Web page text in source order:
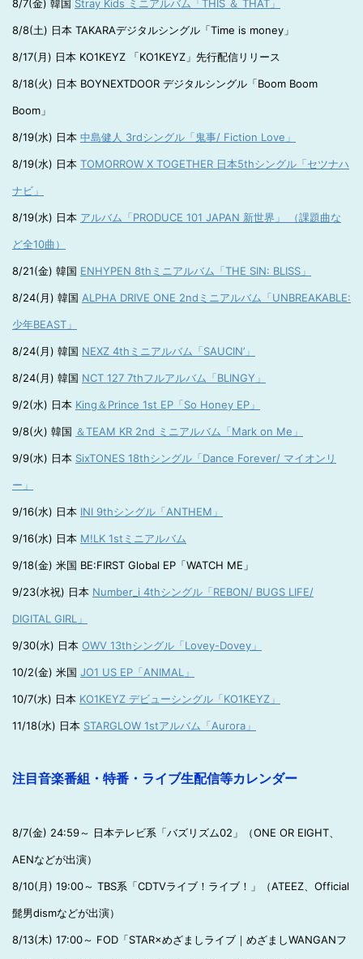
8/7(金) 韓国 Stray Kids ミニアルバム「THIS ＆ THAT」
8/8(土) 日本 TAKARAデジタルシングル「Time is money」
8/17(月) 日本 KO1KEYZ 「KO1KEYZ」先行配信リリース
8/18(火) 日本 BOYNEXTDOOR デジタルシングル「Boom Boom
Boom」
8/19(水) 日本 中島健人 3rdシングル「鬼事/ Fiction Love」
8/19(水) 日本 TOMORROW X TOGETHER 日本5thシングル「セツナハ
ナビ」
8/19(水) 日本 アルバム「PRODUCE 101 JAPAN 新世界」 （課題曲な
ど全10曲）
8/21(金) 韓国 ENHYPEN 8thミニアルバム「THE SIN: BLISS」
8/24(月) 韓国 ALPHA DRIVE ONE 2ndミニアルバム「UNBREAKABLE:
少年BEAST」
8/24(月) 韓国 NEXZ 4thミニアルバム「SAUCIN’」
8/24(月) 韓国 NCT 127 7thフルアルバム「BLINGY」
9/2(水) 日本 King＆Prince 1st EP「So Honey EP」
9/8(火) 韓国 ＆TEAM KR 2nd ミニアルバム「Mark on Me」
9/9(水) 日本 SixTONES 18thシングル「Dance Forever/ マイオンリ
ー」
9/16(水) 日本 INI 9thシングル「ANTHEM」
9/16(水) 日本 M!LK 1stミニアルバム
9/18(金) 米国 BE:FIRST Global EP「WATCH ME」
9/23(水祝) 日本 Number_i 4thシングル「REBON/ BUGS LIFE/
DIGITAL GIRL」
9/30(水) 日本 OWV 13thシングル「Lovey-Dovey」
10/2(金) 米国 JO1 US EP「ANIMAL」
10/7(水) 日本 KO1KEYZ デビューシングル「KO1KEYZ」
11/18(水) 日本 STARGLOW 1stアルバム「Aurora」
注目音楽番組・特番・ライブ生配信等カレンダー
8/7(金) 24:59～ 日本テレビ系「バズリズム02」（ONE OR EIGHT、
AENなどが出演）
8/10(月) 19:00～ TBS系「CDTVライブ！ライブ！」（ATEEZ、Official
髭男dismなどが出演）
8/13(木) 17:00～ FOD「STAR×めざましライブ｜めざましWANGANフ